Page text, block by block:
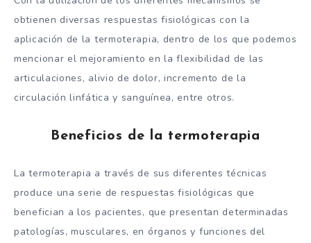
obtienen diversas respuestas fisiológicas con la
aplicación de la termoterapia, dentro de los que podemos
mencionar el mejoramiento en la flexibilidad de las
articulaciones, alivio de dolor, incremento de la
circulación linfática y sanguínea, entre otros.
Beneficios de la termoterapia
La termoterapia a través de sus diferentes técnicas
produce una serie de respuestas fisiológicas que
benefician a los pacientes, que presentan determinadas
patologías, musculares, en órganos y funciones del